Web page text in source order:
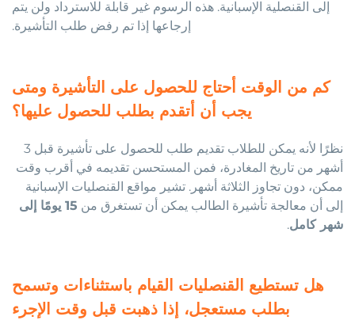
إلى القنصلية الإسبانية. هذه الرسوم غير قابلة للاسترداد ولن يتم
إرجاعها إذا تم رفض طلب التأشيرة.
كم من الوقت أحتاج للحصول على التأشيرة ومتى
يجب أن أتقدم بطلب للحصول عليها؟
نظرًا لأنه يمكن للطلاب تقديم طلب للحصول على تأشيرة قبل 3
أشهر من تاريخ المغادرة، فمن المستحسن تقديمه في أقرب وقت
ممكن، دون تجاوز الثلاثة أشهر. تشير مواقع القنصليات الإسبانية
إلى أن معالجة تأشيرة الطالب يمكن أن تستغرق من
15 يومًا إلى
شهر كامل.
هل تستطيع القنصليات القيام باستثناءات وتسمح
بطلب مستعجل، إذا ذهبت قبل وقت الإجرء